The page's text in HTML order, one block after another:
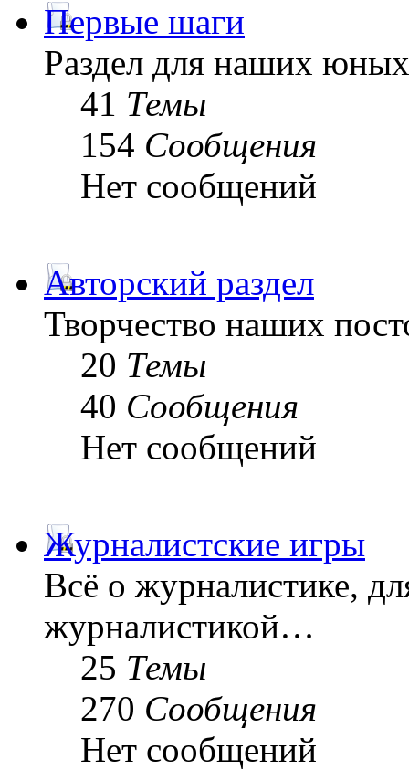
Первые шаги
Раздел для наших
41 Темы
154 Сообщения
Нет сообщений
Авторский раздел
Творчество наших
20 Темы
40 Сообщения
Нет сообщений
Журналистские игры
Всё о журналистике,
журналистикой…
25 Темы
270 Сообщения
Нет сообщений